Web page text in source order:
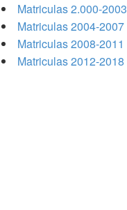
Matriculas 2.000-2003
Matriculas 2004-2007
Matriculas 2008-2011
Matriculas 2012-2018